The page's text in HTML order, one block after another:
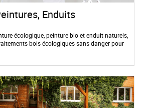
Enduits
écologique, peinture bio et enduit naturels,
bois écologiques sans danger pour